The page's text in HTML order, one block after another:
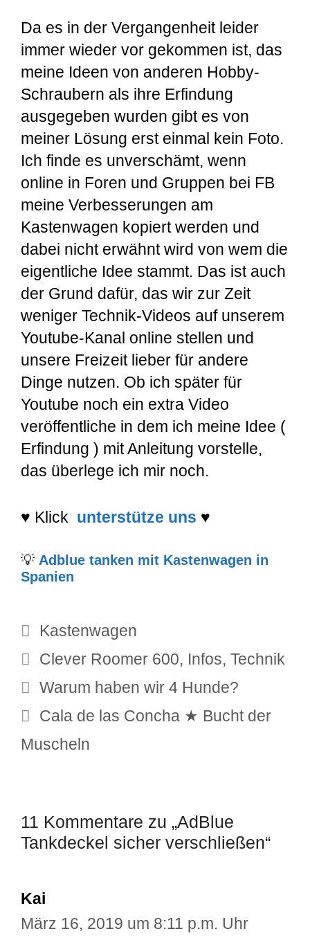
Da es in der Vergangenheit leider
immer wieder vor gekommen ist, das
meine Ideen von anderen Hobby-
Schraubern als ihre Erfindung
ausgegeben wurden gibt es von
meiner Lösung erst einmal kein Foto.
Ich finde es unverschämt, wenn
online in Foren und Gruppen bei FB
meine Verbesserungen am
Kastenwagen kopiert werden und
dabei nicht erwähnt wird von wem die
eigentliche Idee stammt. Das ist auch
der Grund dafür, das wir zur Zeit
weniger Technik-Videos auf unserem
Youtube-Kanal online stellen und
unsere Freizeit lieber für andere
Dinge nutzen. Ob ich später für
Youtube noch ein extra Video
veröffentliche in dem ich meine Idee (
Erfindung ) mit Anleitung vorstelle,
das überlege ich mir noch.
♥ Klick unterstütze uns ♥
💡 Adblue tanken mit Kastenwagen in
Spanien
Kategorien
Kastenwagen
Schlagwörter
Clever Roomer 600, Infos, Technik
Warum haben wir 4 Hunde?
Cala de las Concha ★ Bucht der
Muscheln
11 Kommentare zu „AdBlue
Tankdeckel sicher verschließen“
Kai
März 16, 2019 um 8:11 p.m. Uhr